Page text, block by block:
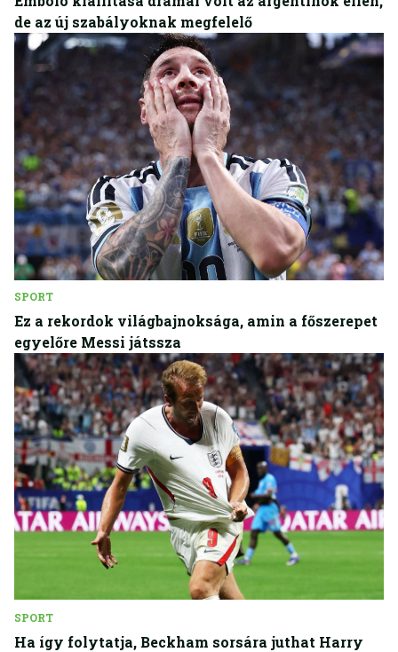
de az új szabályoknak megfelelő
SPORT
Ez a rekordok világbajnoksága, amin a főszerepet
egyelőre Messi játssza
SPORT
Ha így folytatja, Beckham sorsára juthat Harry